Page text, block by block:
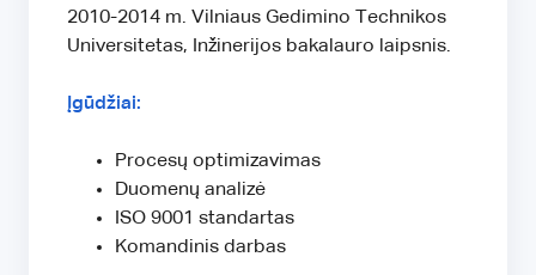
2010-2014 m. Vilniaus Gedimino Technikos
Universitetas, Inžinerijos bakalauro laipsnis.
Įgūdžiai:
Procesų optimizavimas
Duomenų analizė
ISO 9001 standartas
Komandinis darbas